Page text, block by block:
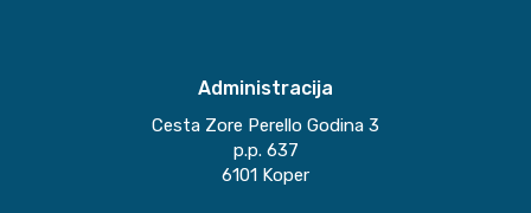
Administracija
Cesta Zore Perello Godina 3
p.p. 637
6101 Koper